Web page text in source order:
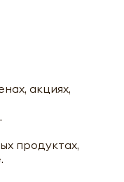
акциях,
продуктах,